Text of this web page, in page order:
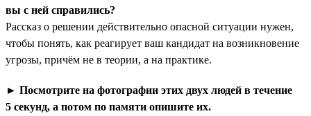
вы с ней справились?
Рассказ о решении действительно опасной ситуации нужен,
чтобы понять, как реагирует ваш кандидат на возникновение
угрозы, причём не в теории, а на практике.
► Посмотрите на фотографии этих двух людей в течение
5 секунд, а потом по памяти опишите их.